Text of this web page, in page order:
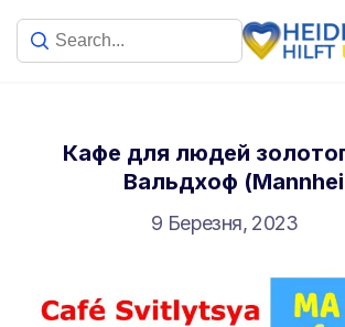
Кафе для людей
Вальдхоф
9 Березня, 2023